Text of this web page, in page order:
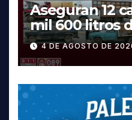
Aseguran 12
mil 600 litros
y dos
Tula
4 DE AGOSTO DE